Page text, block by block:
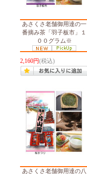
あさくさ老舗御用達の一
番摘み茶「羽子板市」１
００グラム※
2,160円(税込)
あさくさ老舗御用達の八